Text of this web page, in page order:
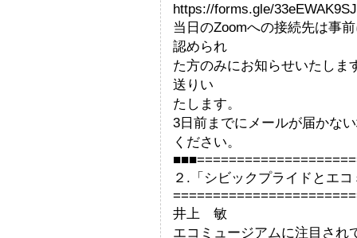
https://forms.gle/
当日のZoomへの接続先は事
認められ
た方のみにお知らせいたしま
送りい
たします。
3日前までにメールが届かな
ください。
２.「シビックプライドとエ
井上 敏
エコミュージアムに注目され